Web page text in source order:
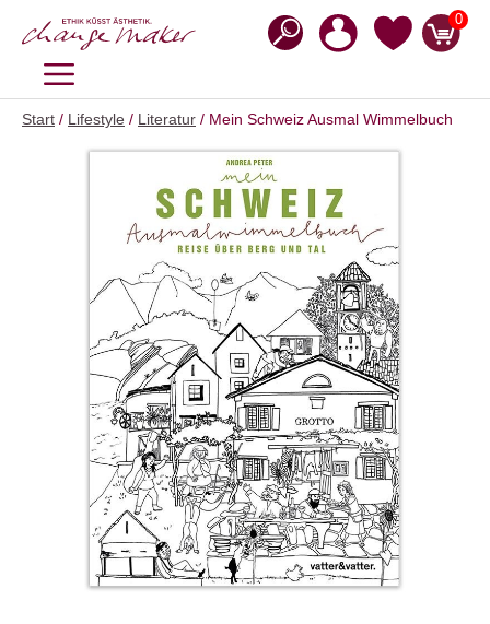
Inhalt
0
MENÜ
Start / Lifestyle / Literatur / Mein Schweiz Ausmal Wimmelbuch